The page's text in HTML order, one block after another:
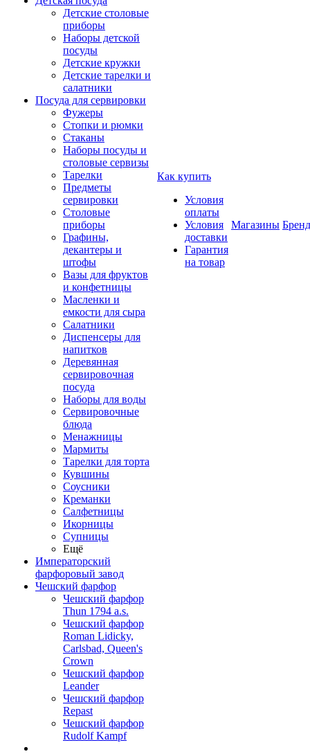
Детские столовые
приборы
Наборы детской
посуды
Детские кружки
Детские тарелки и
салатники
Посуда для сервировки
Фужеры
Стопки и рюмки
Стаканы
Наборы посуды и
столовые сервизы
Тарелки
Предметы
сервировки
Столовые
приборы
Графины,
декантеры и
штофы
Вазы для фруктов
и конфетницы
Масленки и
емкости для сыра
Салатники
Диспенсеры для
напитков
Деревянная
сервировочная
посуда
Наборы для воды
Сервировочные
блюда
Менажницы
Мармиты
Тарелки для торта
Кувшины
Соусники
Креманки
Салфетницы
Икорницы
Супницы
Ещё
Императорский
фарфоровый завод
Чешский фарфор
Чешский фарфор
Thun 1794 a.s.
Чешский фарфор
Roman Lidicky,
Carlsbad, Queen's
Crown
Чешский фарфор
Leander
Чешский фарфор
Repast
Чешский фарфор
Rudolf Kampf
Как купить
Условия
оплаты
Условия
доставки
Гарантия
на товар
Магазины